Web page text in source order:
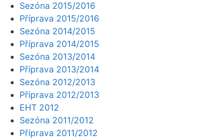
Sezóna 2015/2016
Příprava 2015/2016
Sezóna 2014/2015
Příprava 2014/2015
Sezóna 2013/2014
Příprava 2013/2014
Sezóna 2012/2013
Příprava 2012/2013
EHT 2012
Sezóna 2011/2012
Příprava 2011/2012